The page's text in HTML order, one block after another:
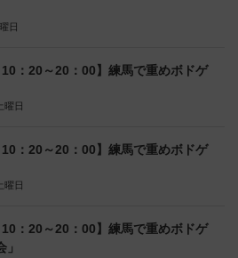
日
10：20～20：00】練馬で重めボドゲ
曜日
10：20～20：00】練馬で重めボドゲ
曜日
10：20～20：00】練馬で重めボドゲ